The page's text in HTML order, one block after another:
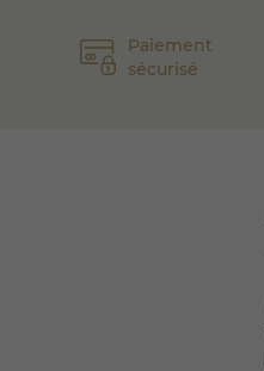
Paiement
sécurisé